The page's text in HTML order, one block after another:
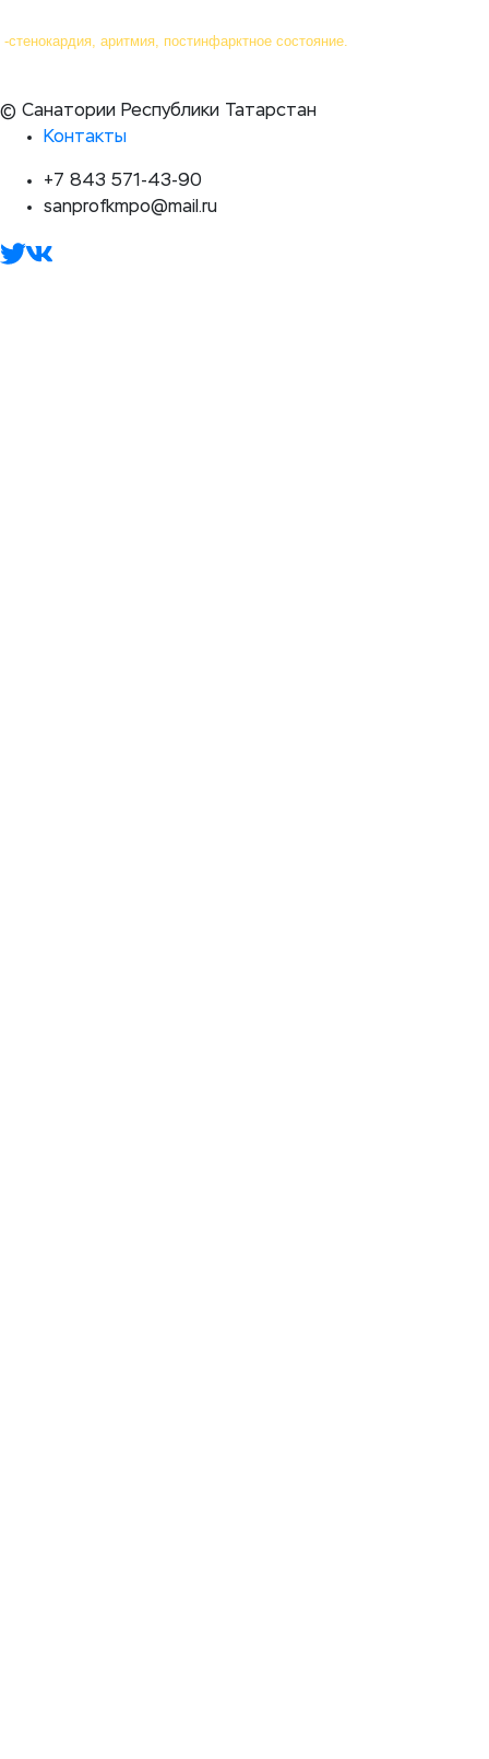
-стенокардия, аритмия, постинфарктное состояние.
© Санатории Республики Татарстан
Контакты
+7 843 571-43-90
sanprofkmpo@mail.ru